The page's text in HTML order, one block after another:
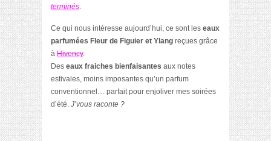
terminés.
Ce qui nous intéresse aujourd’hui, ce sont les eaux
parfumées Fleur de Figuier et Ylang reçues grâce
à Hivency.
Des eaux fraiches bienfaisantes aux notes
estivales, moins imposantes qu’un parfum
conventionnel… parfait pour enjoliver mes soirées
d’été. J’vous raconte ?